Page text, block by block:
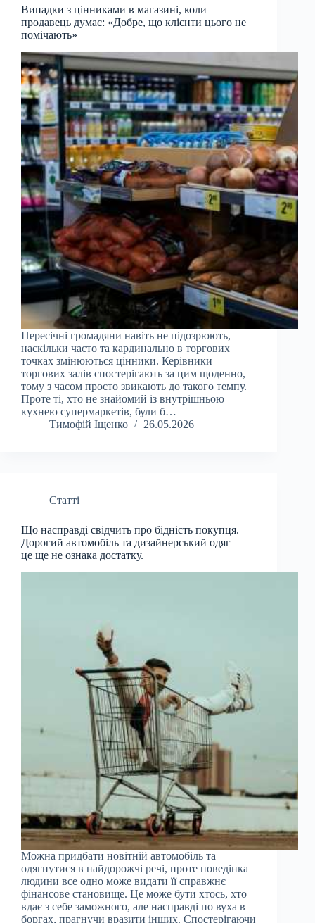
Випадки з цінниками в магазині, коли
продавець думає: «Добре, що клієнти цього не
помічають»
Пересічні громадяни навіть не підозрюють,
наскільки часто та кардинально в торгових
точках змінюються цінники. Керівники
торгових залів спостерігають за цим щоденно,
тому з часом просто звикають до такого темпу.
Проте ті, хто не знайомий із внутрішньою
кухнею супермаркетів, були б…
Тимофій Іщенко
26.05.2026
Статті
Що насправді свідчить про бідність покупця.
Дорогий автомобіль та дизайнерський одяг —
це ще не ознака достатку.
Можна придбати новітній автомобіль та
одягнутися в найдорожчі речі, проте поведінка
людини все одно може видати її справжнє
фінансове становище. Це може бути хтось, хто
вдає з себе заможного, але насправді по вуха в
боргах, прагнучи вразити інших. Спостерігаючи